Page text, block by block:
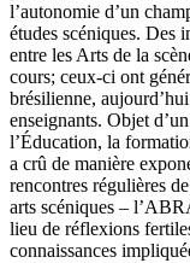
l’autonomie d’un
études scéniques. Des
entre les Arts de la
cours; ceux-ci ont
brésilienne,
enseignants. Objet
l’Éducation, la
a crû de manière
rencontres régulières
arts scéniques –
lieu de réflexions
connaissances